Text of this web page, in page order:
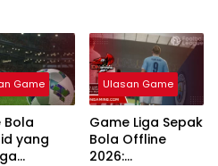
Game
Bola
yang
Ulasan Game
Game Liga Sepak
Bola Offline
2026: